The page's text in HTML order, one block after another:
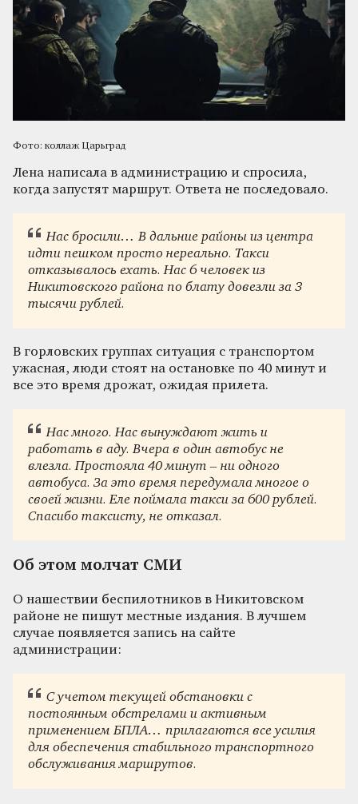
Фото: коллаж Царьград
Лена написала в администрацию и спросила,
когда запустят маршрут. Ответа не последовало.
Нас бросили… В дальние районы из центра
идти пешком просто нереально. Такси
отказывалось ехать. Нас 6 человек из
Никитовского района по блату довезли за 3
тысячи рублей.
В горловских группах ситуация с транспортом
ужасная, люди стоят на остановке по 40 минут и
все это время дрожат, ожидая прилета.
Нас много. Нас вынуждают жить и
работать в аду. Вчера в один автобус не
влезла. Простояла 40 минут – ни одного
автобуса. За это время передумала многое о
своей жизни. Еле поймала такси за 600 рублей.
Спасибо таксисту, не отказал.
Об этом молчат СМИ
О нашествии беспилотников в Никитовском
районе не пишут местные издания. В лучшем
случае появляется запись на сайте
администрации:
С учетом текущей обстановки с
постоянным обстрелами и активным
применением БПЛА… прилагаются все усилия
для обеспечения стабильного транспортного
обслуживания маршрутов.